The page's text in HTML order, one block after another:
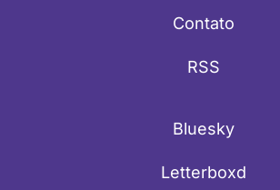
Contato
RSS
Bluesky
Letterboxd